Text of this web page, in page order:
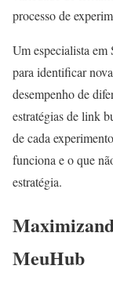
processo de
Um especialista
para identificar
desempenho de
estratégias de link
de cada
funciona e o que
estratégia.
MeuHub